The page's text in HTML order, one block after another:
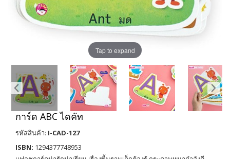
Tap to expand
การ์ด ABC ไดคัท
รหัสสินค้า: I-CAD-127
ISBN: 1294377748953